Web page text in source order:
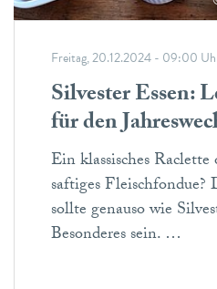
Freitag, 20.12.2024 - 09:00
Silvester Essen:
für den
Ein klassisches
saftiges Fleischfondue?
sollte genauso wie
Besonderes sein. …